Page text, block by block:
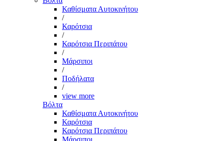
Καθίσματα Αυτοκινήτου
/
Καρότσια
/
Καρότσια Περιπάτου
/
Μάρσιποι
/
Ποδήλατα
/
view more
Βόλτα
Καθίσματα Αυτοκινήτου
Καρότσια
Καρότσια Περιπάτου
Μάρσιποι